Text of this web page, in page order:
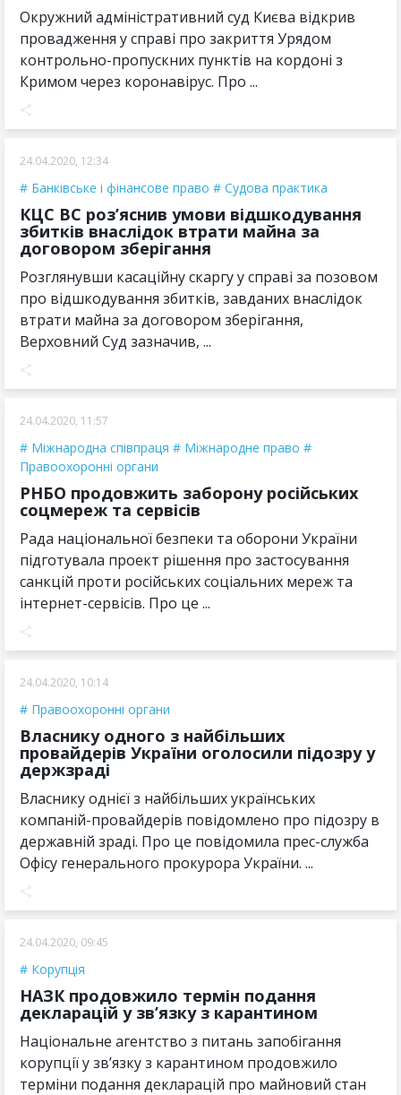
Окружний адміністративний суд Києва відкрив
провадження у справі про закриття Урядом
контрольно-пропускних пунктів на кордоні з
Кримом через коронавірус. Про ...
24.04.2020, 12:34
Банківське і фінансове право Судова практика
КЦС ВС роз’яснив умови відшкодування
збитків внаслідок втрати майна за
договором зберігання
Розглянувши касаційну скаргу у справі за позовом
про відшкодування збитків, завданих внаслідок
втрати майна за договором зберігання,
Верховний Суд зазначив, ...
24.04.2020, 11:57
Міжнародна співпраця
Міжнародне право
Правоохоронні органи
РНБО продовжить заборону російських
соцмереж та сервісів
Рада національної безпеки та оборони України
підготувала проект рішення про застосування
санкцій проти російських соціальних мереж та
інтернет-сервісів. Про це ...
24.04.2020, 10:14
Правоохоронні органи
Власнику одного з найбільших
провайдерів України оголосили підозру у
держзраді
Власнику однієї з найбільших українських
компаній-провайдерів повідомлено про підозру в
державній зраді. Про це повідомила прес-служба
Офісу генерального прокурора України. ...
24.04.2020, 09:45
Корупція
НАЗК продовжило термін подання
декларацій у зв’язку з карантином
Національне агентство з питань запобігання
корупції у зв’язку з карантином продовжило
терміни подання декларацій про майновий стан